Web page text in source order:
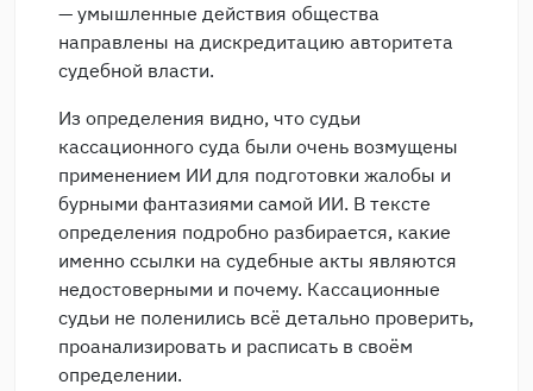
— умышленные действия общества
направлены на дискредитацию авторитета
судебной власти.
Из определения видно, что судьи
кассационного суда были очень возмущены
применением ИИ для подготовки жалобы и
бурными фантазиями самой ИИ. В тексте
определения подробно разбирается, какие
именно ссылки на судебные акты являются
недостоверными и почему. Кассационные
судьи не поленились всё детально проверить,
проанализировать и расписать в своём
определении.